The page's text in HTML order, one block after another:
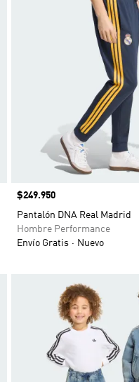
Precio
$249.950
Pantalón DNA Real Madrid
Hombre Performance
Envío Gratis
Nuevo
Añadir a la lista de deseos